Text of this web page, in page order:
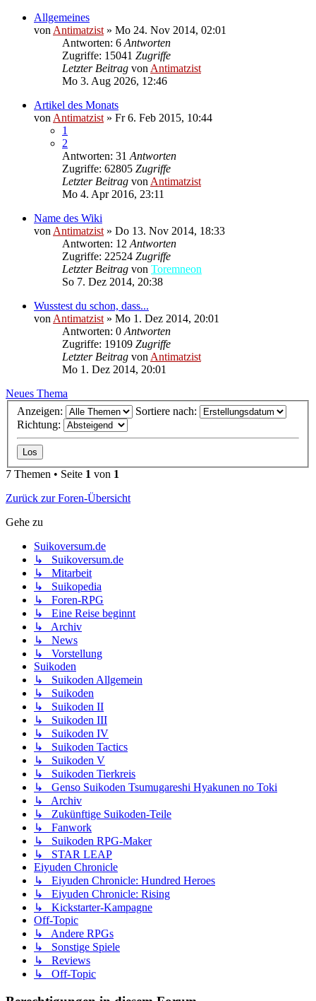
Allgemeines
von Antimatzist » Mo 24. Nov 2014, 02:01
Antworten: 6 Antworten
Zugriffe: 15041 Zugriffe
Letzter Beitrag von Antimatzist
Mo 3. Aug 2026, 12:46
Artikel des Monats
von Antimatzist » Fr 6. Feb 2015, 10:44
1
2
Antworten: 31 Antworten
Zugriffe: 62805 Zugriffe
Letzter Beitrag von Antimatzist
Mo 4. Apr 2016, 23:11
Name des Wiki
von Antimatzist » Do 13. Nov 2014, 18:33
Antworten: 12 Antworten
Zugriffe: 22524 Zugriffe
Letzter Beitrag von Toremneon
So 7. Dez 2014, 20:38
Wusstest du schon, dass...
von Antimatzist » Mo 1. Dez 2014, 20:01
Antworten: 0 Antworten
Zugriffe: 19109 Zugriffe
Letzter Beitrag von Antimatzist
Mo 1. Dez 2014, 20:01
Neues Thema
Anzeigen:
Sortiere nach:
Richtung:
7 Themen • Seite 1 von 1
Zurück zur Foren-Übersicht
Gehe zu
Suikoversum.de
↳ Suikoversum.de
↳ Mitarbeit
↳ Suikopedia
↳ Foren-RPG
↳ Eine Reise beginnt
↳ Archiv
↳ News
↳ Vorstellung
Suikoden
↳ Suikoden Allgemein
↳ Suikoden
↳ Suikoden II
↳ Suikoden III
↳ Suikoden IV
↳ Suikoden Tactics
↳ Suikoden V
↳ Suikoden Tierkreis
↳ Genso Suikoden Tsumugareshi Hyakunen no Toki
↳ Archiv
↳ Zukünftige Suikoden-Teile
↳ Fanwork
↳ Suikoden RPG-Maker
↳ STAR LEAP
Eiyuden Chronicle
↳ Eiyuden Chronicle: Hundred Heroes
↳ Eiyuden Chronicle: Rising
↳ Kickstarter-Kampagne
Off-Topic
↳ Andere RPGs
↳ Sonstige Spiele
↳ Reviews
↳ Off-Topic